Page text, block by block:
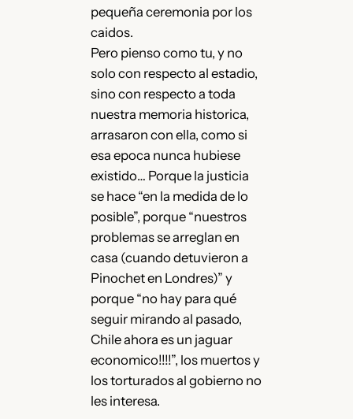
pequeña ceremonia por los
caidos.
Pero pienso como tu, y no
solo con respecto al estadio,
sino con respecto a toda
nuestra memoria historica,
arrasaron con ella, como si
esa epoca nunca hubiese
existido… Porque la justicia
se hace “en la medida de lo
posible”, porque “nuestros
problemas se arreglan en
casa (cuando detuvieron a
Pinochet en Londres)” y
porque “no hay para qué
seguir mirando al pasado,
Chile ahora es un jaguar
economico!!!!”, los muertos y
los torturados al gobierno no
les interesa.